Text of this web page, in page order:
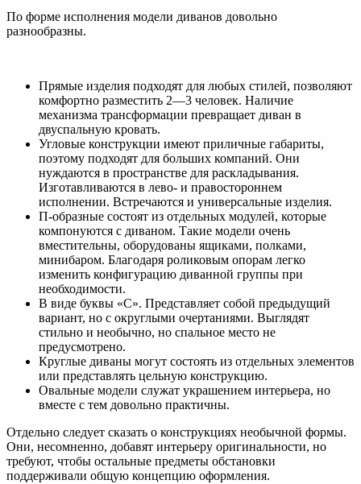
По форме исполнения модели диванов довольно
разнообразны.
Прямые изделия подходят для любых стилей, позволяют
комфортно разместить 2—3 человек. Наличие
механизма трансформации превращает диван в
двуспальную кровать.
Угловые конструкции имеют приличные габариты,
поэтому подходят для больших компаний. Они
нуждаются в пространстве для раскладывания.
Изготавливаются в лево- и правостороннем
исполнении. Встречаются и универсальные изделия.
П-образные состоят из отдельных модулей, которые
компонуются с диваном. Такие модели очень
вместительны, оборудованы ящиками, полками,
минибаром. Благодаря роликовым опорам легко
изменить конфигурацию диванной группы при
необходимости.
В виде буквы «С». Представляет собой предыдущий
вариант, но с округлыми очертаниями. Выглядят
стильно и необычно, но спальное место не
предусмотрено.
Круглые диваны могут состоять из отдельных элементов
или представлять цельную конструкцию.
Овальные модели служат украшением интерьера, но
вместе с тем довольно практичны.
Отдельно следует сказать о конструкциях необычной формы.
Они, несомненно, добавят интерьеру оригинальности, но
требуют, чтобы остальные предметы обстановки
поддерживали общую концепцию оформления.